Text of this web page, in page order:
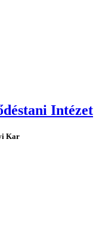
Intézet
Kar